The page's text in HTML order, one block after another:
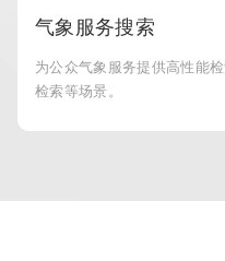
气象服务搜索
为公众气象服务提供高性能
检索等场景。